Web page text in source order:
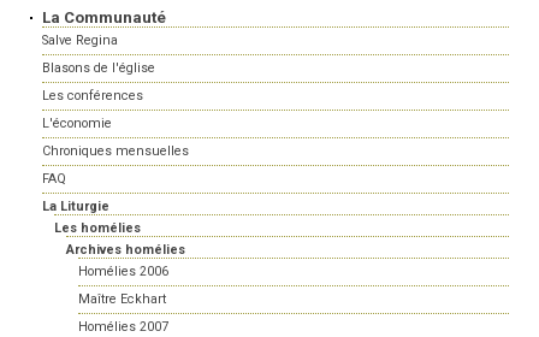
La Communauté
Salve Regina
Blasons de l'église
Les conférences
L'économie
Chroniques mensuelles
FAQ
La Liturgie
Les homélies
Archives homélies
Homélies 2006
Maître Eckhart
Homélies 2007